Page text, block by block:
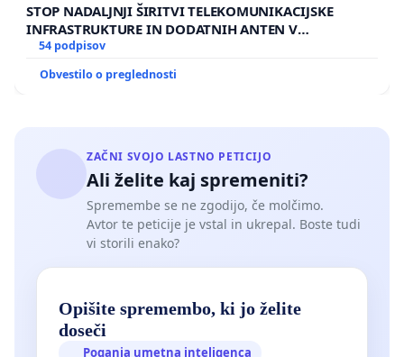
Krepitev kolesarske mreže – zahtevamo ločitev
Podpiši peticijo in pomagaj ustvariti čistejše,
varnejše in bolj dostopno mesto.
STOP NADALJNJI ŠIRITVI TELEKOMUNIKACIJSKE
INFRASTRUKTURE IN DODATNIH ANTEN V
GRADIŠČAKU
54 podpisov
Obvestilo o preglednosti
ZAČNI SVOJO LASTNO PETICIJO
Ali želite kaj spremeniti?
Spremembe se ne zgodijo, če molčimo.
Avtor te peticije je vstal in ukrepal. Boste tudi
vi storili enako?
Opišite spremembo, ki jo želite
doseči
Poganja umetna inteligenca